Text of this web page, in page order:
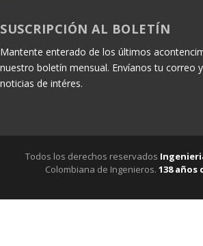
SUSCRIPCIÓN AL BOLETÍN
Mantente enterado de los últimos
nuestro boletín mensual. Envíanos tu correo
noticias de intéres.
Todos los derechos reservados
Colombiana de Ingenieros. 138